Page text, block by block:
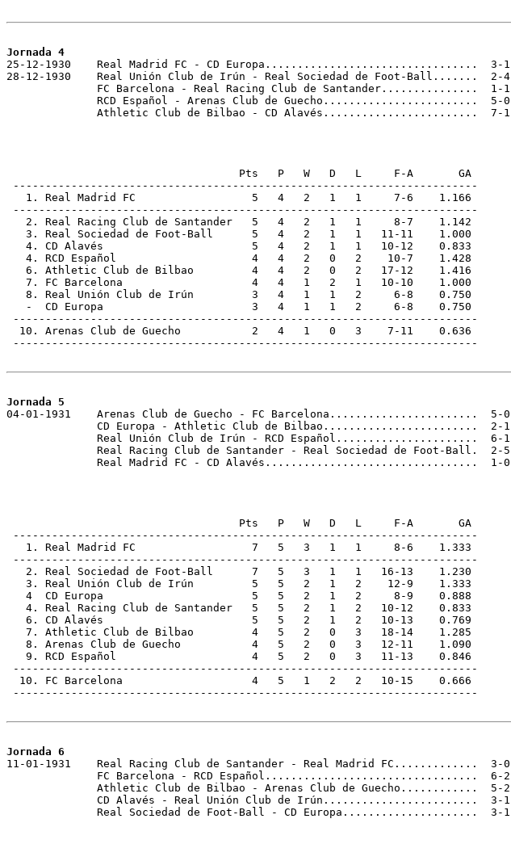
Jornada 4
25-12-1930    Real Madrid FC - CD Europa.................................  3-1
28-12-1930    Real Unión Club de Irún - Real Sociedad de Foot-Ball.......  2-4
              FC Barcelona - Real Racing Club de Santander...............  1-1
              RCD Español - Arenas Club de Guecho........................  5-0
              Athletic Club de Bilbao - CD Alavés........................  7-1
                                    Pts   P   W   D   L     F-A       GA
------------------------------------------------------------------------
   1. Real Madrid FC                  5   4   2   1   1     7-6    1.166
------------------------------------------------------------------------
   2. Real Racing Club de Santander   5   4   2   1   1     8-7    1.142
   3. Real Sociedad de Foot-Ball      5   4   2   1   1   11-11    1.000
   4. CD Alavés                       5   4   2   1   1   10-12    0.833
   4. RCD Español                     4   4   2   0   2    10-7    1.428
   6. Athletic Club de Bilbao         4   4   2   0   2   17-12    1.416
   7. FC Barcelona                    4   4   1   2   1   10-10    1.000
   8. Real Unión Club de Irún         3   4   1   1   2     6-8    0.750
   -  CD Europa                       3   4   1   1   2     6-8    0.750
------------------------------------------------------------------------
  10. Arenas Club de Guecho           2   4   1   0   3    7-11    0.636
------------------------------------------------------------------------
Jornada 5
04-01-1931    Arenas Club de Guecho - FC Barcelona.......................  5-0
              CD Europa - Athletic Club de Bilbao........................  2-1
              Real Unión Club de Irún - RCD Español......................  6-1
              Real Racing Club de Santander - Real Sociedad de Foot-Ball.  2-5
              Real Madrid FC - CD Alavés.................................  1-0
                                    Pts   P   W   D   L     F-A       GA
------------------------------------------------------------------------
   1. Real Madrid FC                  7   5   3   1   1     8-6    1.333
------------------------------------------------------------------------
   2. Real Sociedad de Foot-Ball      7   5   3   1   1   16-13    1.230
   3. Real Unión Club de Irún         5   5   2   1   2    12-9    1.333
   4  CD Europa                       5   5   2   1   2     8-9    0.888
   4. Real Racing Club de Santander   5   5   2   1   2   10-12    0.833
   6. CD Alavés                       5   5   2   1   2   10-13    0.769
   7. Athletic Club de Bilbao         4   5   2   0   3   18-14    1.285
   8. Arenas Club de Guecho           4   5   2   0   3   12-11    1.090
   9. RCD Español                     4   5   2   0   3   11-13    0.846
------------------------------------------------------------------------
  10. FC Barcelona                    4   5   1   2   2   10-15    0.666
------------------------------------------------------------------------
Jornada 6
11-01-1931    Real Racing Club de Santander - Real Madrid FC.............  3-0
              FC Barcelona - RCD Español.................................  6-2
              Athletic Club de Bilbao - Arenas Club de Guecho............  5-2
              CD Alavés - Real Unión Club de Irún........................  3-1
              Real Sociedad de Foot-Ball - CD Europa.....................  3-1